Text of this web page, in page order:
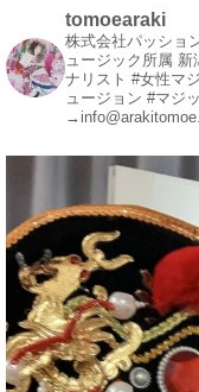
#一人旅
#観光スポッ
#Travel
#ehime
#旅行好きと
マジシャン
お疲れ様です
ブログ更新し
tomoearaki
株式会社パッショ
ュージック所属 新
ナリスト #女性マ
ュージョン #マジ